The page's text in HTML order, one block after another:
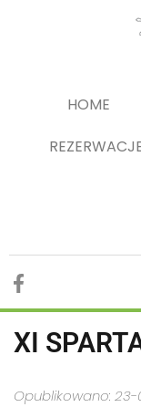
HOME
XI
Opublikowano: